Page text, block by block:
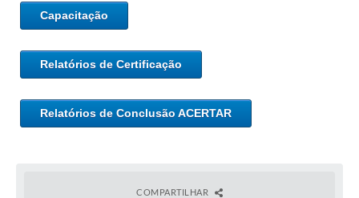
Capacitação
Relatórios de Certificação
Relatórios de Conclusão ACERTAR
COMPARTILHAR